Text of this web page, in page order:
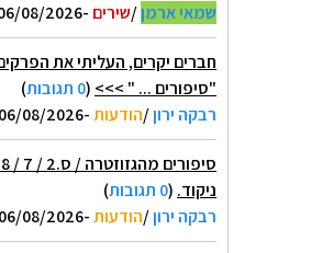
שמאי ארמן/שירים -06/08/2026 13:27
חברים יקרים, העליתי את
"סיפורים ... " >>> (0 תגובות
)
רבקה ירון/הודעות-06/08/2026 12:20
ניקוד. (0 תגובות
)
רבקה ירון/הודעות-06/08/2026 12:16